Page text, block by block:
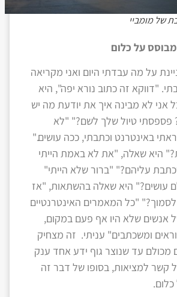
של מומביי
על כלום
על מה עבדתי היום ואני מקריאה
"דווקא זה כתוב נורא יפה", היא
אני לא מבינה איך את יודעת מה יש
פספסתי טיול שלך לשם?" "לא
באינטרנט וכתבתי, ככה עושים."
היא שאלה, "את לא באמת הייתי
עליהם?" "ברור שלא הייתי"
עושים?" היא שאלה בהשתאות, "אז
"כל המאמרים האינטרנטיים
אנשים שלא היו אף פעם במקום,
ומשכתבים" עניתי. זה מצחיק
מכולם עד שנוצר גוף ידע אחד ענק
קשר למציאות, בסופו של דבר זה